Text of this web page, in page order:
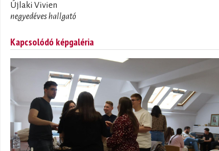
Újlaki Vivien
negyedéves hallgató
Kapcsolódó képgaléria